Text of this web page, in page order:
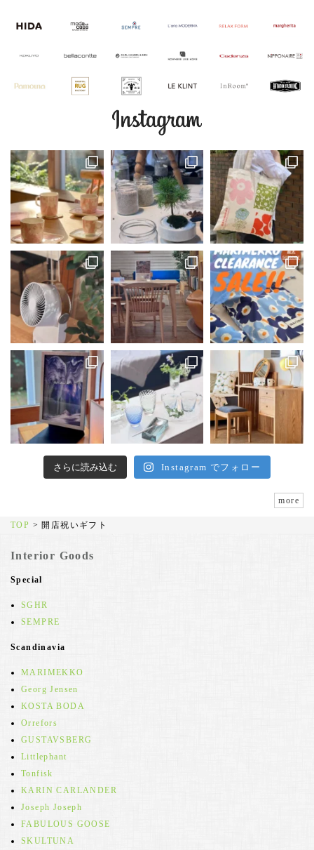
さらに読み込む Instagram でフォロー
more
TOP > 開店祝いギフト
Interior Goods
Special
SGHR
SEMPRE
Scandinavia
MARIMEKKO
Georg Jensen
KOSTA BODA
Orrefors
GUSTAVSBERG
Littlephant
Tonfisk
KARIN CARLANDER
Joseph Joseph
FABULOUS GOOSE
SKULTUNA